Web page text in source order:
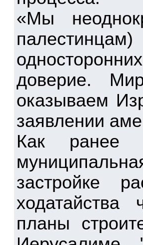
«Мы
доверие.
оказываем
заявлении
Как ранее
застройке
ходатайства
планы